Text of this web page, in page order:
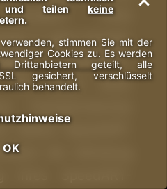
Ihres
in ganz Europa.
SpeedART-
Wir bieten einen
Marke SpeedART.
die Abholung
und teilen keine
stimmen Sie mit der
Cookies zu. Es werden
Drittanbietern geteilt, alle
gesichert, verschlüsselt
behandelt.
OK